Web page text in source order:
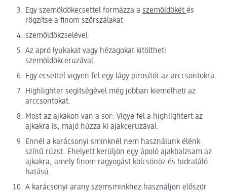
Egy szemöldökecsettel formázza a szemöldökét és
rögzítse a finom szőrszálakat
szemöldökzselével.
Az apró lyukakat vagy hézagokat kitöltheti
szemöldökceruzával.
Egy ecsettel vigyen fel egy lágy pirosítót az arccsontokra.
Highlighter segítségével még jobban kiemelheti az
arccsontokat.
Most az ajkakon van a sor: Vigye fel a highlightert az
ajkakra is, majd húzza ki ajakceruzával.
Ennél a karácsonyi sminknél nem használunk élénk
színű rúzst. Ehelyett kerüljön egy ápoló ajakbalzsam az
ajkakra, amely finom ragyogást kölcsönöz és hidratáló
hatású.
A karácsonyi arany szemsminkhez használjon először